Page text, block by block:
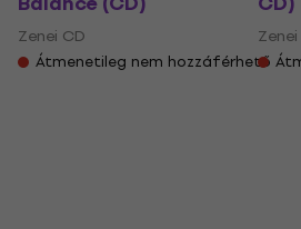
Zenei CD
Átmenetileg nem hozzáférhető